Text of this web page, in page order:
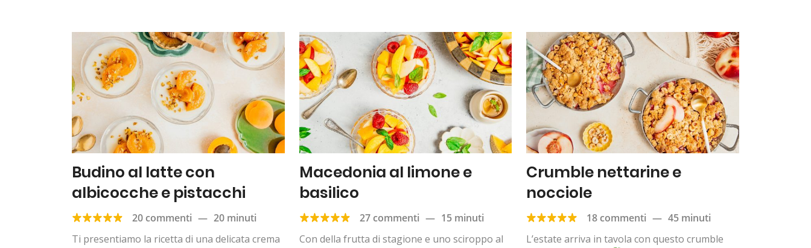
Budino al latte con
albicocche e pistacchi
20 commenti — 20 minuti
Ti presentiamo la ricetta di una delicata crema
Macedonia al limone e
basilico
27 commenti — 15 minuti
Con della frutta di stagione e uno sciroppo al
Crumble nettarine e
nocciole
18 commenti — 45 minuti
L’estate arriva in tavola con questo crumble